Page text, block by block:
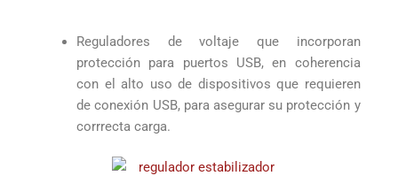
Reguladores de voltaje que incorporan
protección para puertos USB, en coherencia
con el alto uso de dispositivos que requieren
de conexión USB, para asegurar su protección y
corrrecta carga.